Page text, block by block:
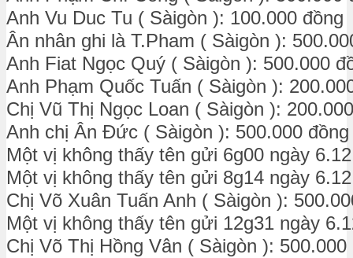
Anh Vu Duc Tu ( Sàigòn ): 100.000 đồng
Ân nhân ghi là T.Pham ( Sàigòn ):
Anh Fiat Ngọc Quý ( Sàigòn ): 500.000
Anh Phạm Quốc Tuấn ( Sàigòn ):
Chị Vũ Thị Ngọc Loan ( Sàigòn ):
Anh chị Ân Đức ( Sàigòn ): 500.000 đồng
Một vị không thấy tên gửi 6g00 ngày
Một vị không thấy tên gửi 8g14 ngày
Chị Võ Xuân Tuấn Anh ( Sàigòn ):
Một vị không thấy tên gửi 12g31 ngày
Chị Võ Thị Hồng Vân ( Sàigòn ): 500.000